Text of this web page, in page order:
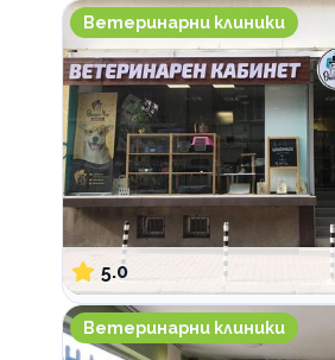
Ветеринарен кабинет и
Ветеринарни клиники
5.0
Ветеринарна клиника Pet
Ветеринарни клиники